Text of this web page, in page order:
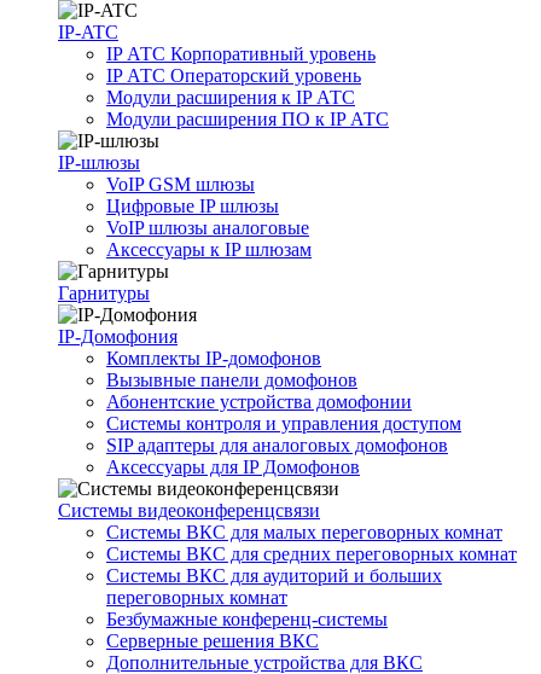
IP-ATC
IP АТС Корпоративный уровень
IP АТС Операторский уровень
Модули расширения к IP АТС
Модули расширения ПО к IP АТС
IP-шлюзы
VoIP GSM шлюзы
Цифровые IP шлюзы
VoIP шлюзы аналоговые
Аксессуары к IP шлюзам
Гарнитуры
IP-Домофония
Комплекты IP-домофонов
Вызывные панели домофонов
Абонентские устройства домофонии
Системы контроля и управления доступом
SIP адаптеры для аналоговых домофонов
Аксессуары для IP Домофонов
Системы видеоконференцсвязи
Системы ВКС для малых переговорных комнат
Системы ВКС для средних переговорных комнат
Системы ВКС для аудиторий и больших
переговорных комнат
Безбумажные конференц-системы
Серверные решения ВКС
Дополнительные устройства для ВКС